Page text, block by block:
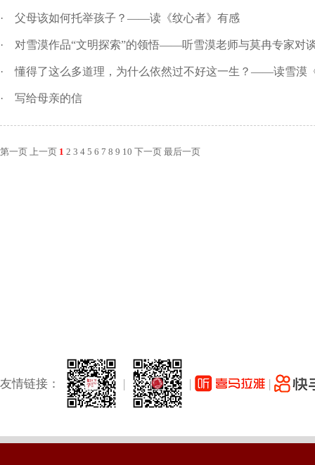
· 父母该如何托举孩子？——读《纹心者》有感
· 对雪漠作品“文明探索”的领悟——听雪漠老师与莫冉专家对
· 懂得了这么多道理，为什么依然过不好这一生？——读雪漠
· 写给母亲的信
第一页 上一页 1 2 3 4 5 6 7 8 9 10 下一页 最后一页
友情链接： | | |